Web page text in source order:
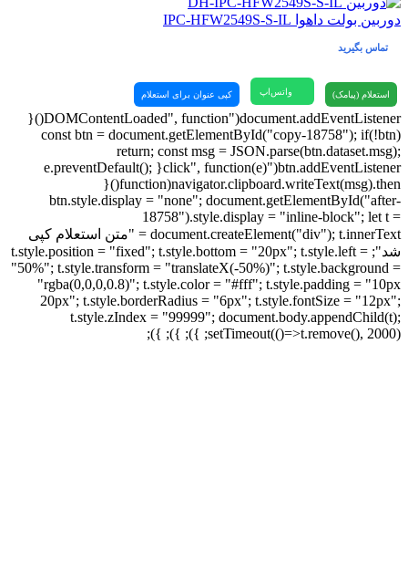
دوربین بولت داهوا IPC-HFW2549S-S-IL
تماس بگیرید
استعلام (پیامک) واتس‌اپ کپی عنوان برای استعلام
document.addEventListener("DOMContentLoaded", function(){
const btn = document.getElementById("copy-18758"); if(!btn)
return; const msg = JSON.parse(btn.dataset.msg);
btn.addEventListener("click", function(e){ e.preventDefault();
navigator.clipboard.writeText(msg).then(function(){
btn.style.display = "none"; document.getElementById("after-
18758").style.display = "inline-block"; let t =
document.createElement("div"); t.innerText = "متن استعلام کپی
شد"; t.style.position = "fixed"; t.style.bottom = "20px"; t.style.left =
"50%"; t.style.transform = "translateX(-50%)"; t.style.background =
"rgba(0,0,0,0.8)"; t.style.color = "#fff"; t.style.padding = "10px
20px"; t.style.borderRadius = "6px"; t.style.fontSize = "12px";
t.style.zIndex = "99999"; document.body.appendChild(t);
setTimeout(()=>t.remove(), 2000); }); }); });